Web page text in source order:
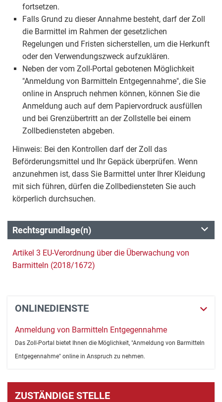
fortsetzen.
Falls Grund zu dieser Annahme besteht, darf der Zoll
die Barmittel im Rahmen der gesetzlichen
Regelungen und Fristen sicherstellen, um die Herkunft
oder den Verwendungszweck aufzuklären.
Neben der vom Zoll-Portal gebotenen Möglichkeit
"Anmeldung von Barmitteln Entgegennahme", die Sie
online in Anspruch nehmen können, können Sie die
Anmeldung auch auf dem Papiervordruck ausfüllen
und bei Grenzübertritt an der Zollstelle bei einem
Zollbediensteten abgeben.
Hinweis: Bei den Kontrollen darf der Zoll das
Beförderungsmittel und Ihr Gepäck überprüfen. Wenn
anzunehmen ist, dass Sie Barmittel unter Ihrer Kleidung
mit sich führen, dürfen die Zollbediensteten Sie auch
körperlich durchsuchen.
Rechtsgrundlage(n)
Artikel 3 EU-Verordnung über die Überwachung von
Barmitteln (2018/1672)
ONLINEDIENSTE
Anmeldung von Barmitteln Entgegennahme
Das Zoll-Portal bietet Ihnen die Möglichkeit, "Anmeldung von Barmitteln
Entgegennahme" online in Anspruch zu nehmen.
ZUSTÄNDIGE STELLE